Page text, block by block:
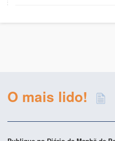
O mais lido!